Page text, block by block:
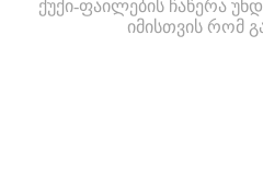
ქუქი-ფაილების ჩაწერა
იმისთვის რომ